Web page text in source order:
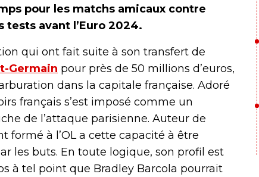
pour les matchs amicaux contre
tests avant l’Euro 2024.
qui ont fait suite à son transfert de
Germain pour près de 50 millions d’euros,
dans la capitale française. Adoré
français s’est imposé comme un
de l’attaque parisienne. Auteur de
formé à l’OL a cette capacité à être
les buts. En toute logique, son profil est
à tel point que Bradley Barcola pourrait